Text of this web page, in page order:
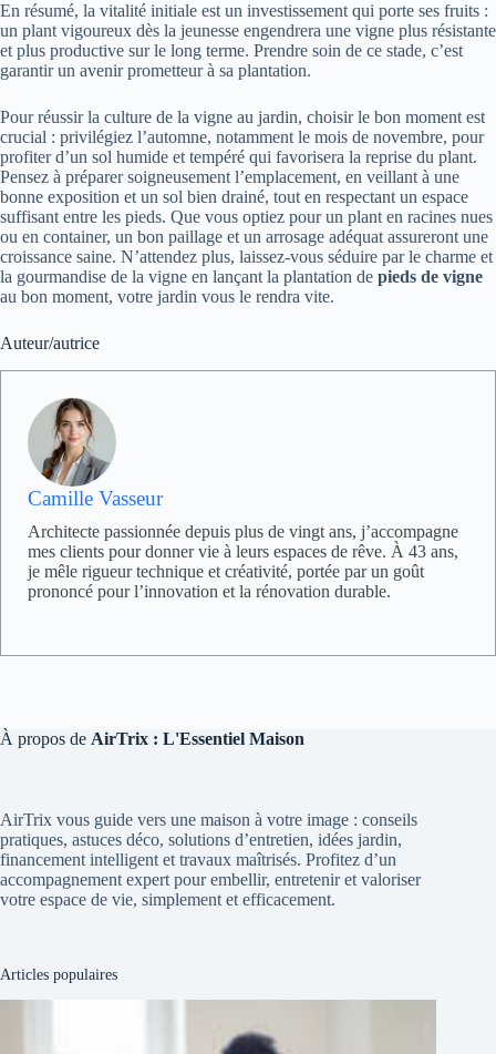
En résumé, la vitalité initiale est un investissement qui porte ses fruits :
un plant vigoureux dès la jeunesse engendrera une vigne plus résistante
et plus productive sur le long terme. Prendre soin de ce stade, c’est
garantir un avenir prometteur à sa plantation.
Pour réussir la culture de la vigne au jardin, choisir le bon moment est
crucial : privilégiez l’automne, notamment le mois de novembre, pour
profiter d’un sol humide et tempéré qui favorisera la reprise du plant.
Pensez à préparer soigneusement l’emplacement, en veillant à une
bonne exposition et un sol bien drainé, tout en respectant un espace
suffisant entre les pieds. Que vous optiez pour un plant en racines nues
ou en container, un bon paillage et un arrosage adéquat assureront une
croissance saine. N’attendez plus, laissez-vous séduire par le charme et
la gourmandise de la vigne en lançant la plantation de pieds de vigne
au bon moment, votre jardin vous le rendra vite.
Auteur/autrice
Camille Vasseur
Architecte passionnée depuis plus de vingt ans, j’accompagne
mes clients pour donner vie à leurs espaces de rêve. À 43 ans,
je mêle rigueur technique et créativité, portée par un goût
prononcé pour l’innovation et la rénovation durable.
À propos de AirTrix : L'Essentiel Maison
AirTrix vous guide vers une maison à votre image : conseils
pratiques, astuces déco, solutions d’entretien, idées jardin,
financement intelligent et travaux maîtrisés. Profitez d’un
accompagnement expert pour embellir, entretenir et valoriser
votre espace de vie, simplement et efficacement.
Articles populaires